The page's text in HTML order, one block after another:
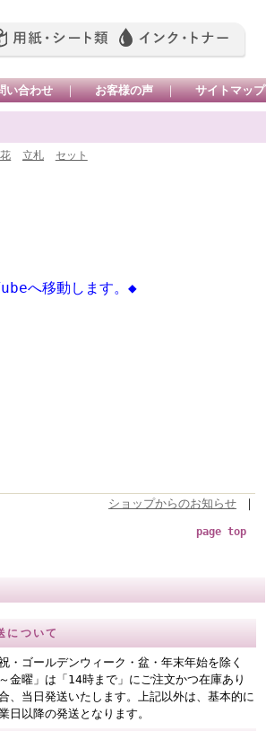
い合わせ ｜ お客様の声 ｜ サイトマップ
立札 セット
へ移動します。◆
ショップからのお知らせ ｜
page top
について
・ゴールデンウィーク・盆・年末年始を除く
～金曜」は「14時まで」にご注文かつ在庫あり
、当日発送いたします。上記以外は、基本的に
日以降の発送となります。